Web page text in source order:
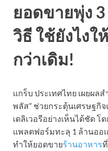
ยอดขายพุ่ง 3
วิธี ใช้ยังไง
กว่าเดิม!
แกร็บ ประเทศไทย เผยผล
พลัส” ช่วยกระตุ้นเศรษฐกิ
เดลิเวอรีอย่างเห็นได้ชัด
แพลตฟอร์มทะลุ 1 ล้านออ
ทำให้ยอดขายร้านอาหาร